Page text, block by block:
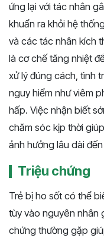
ứng lại với tác nhân
khuẩn ra khỏi hệ
và các tác nhân kích
là cơ chế tăng nhiệt
xử lý đúng cách, tình
nguy hiểm như viêm
hấp. Việc nhận biết
chăm sóc kịp thời
ảnh hưởng lâu dài
Triệu chứng
Trẻ bị ho sốt có thể
tùy vào nguyên nhân
chứng thường gặp